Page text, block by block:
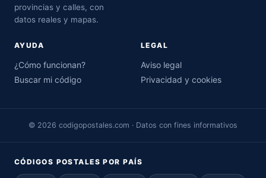
provincias y calles, con
datos reales y mapas.
AYUDA
¿Cómo funcionan?
Buscar mi código
LEGAL
Aviso legal
Privacidad y cookies
© 2026 codigopostales.com · Datos con fines informativos
CÓDIGOS POSTALES POR PAÍS